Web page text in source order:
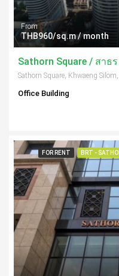
From
THB960/sq.m / month
Sathorn Square / สาธ
Office Building
FOR RENT BRT -